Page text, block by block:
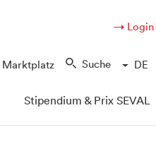
→ Login
Marktplatz Suche DE
Stipendium & Prix SEVAL